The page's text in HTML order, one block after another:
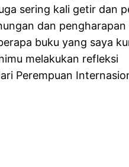
sering kali getir dan
dan pengharapan
buku yang saya
melakukan refleksi
Perempuan